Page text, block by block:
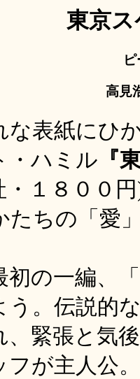
東京
高見
表紙にひ
・ハミル 『
・１８００
たちの「愛
の一編、
う。伝説的
、緊張と気
フが主人公